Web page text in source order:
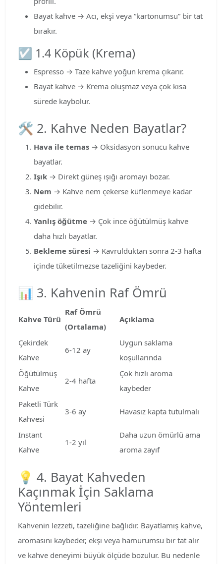
Bayat kahve → Acı, ekşi veya “kartonumsu” bir tat
bırakır.
☑️ 1.4 Köpük (Krema)
Espresso → Taze kahve yoğun krema çıkarır.
Bayat kahve → Krema oluşmaz veya çok kısa
sürede kaybolur.
🛠 2. Kahve Neden Bayatlar?
Hava ile temas → Oksidasyon sonucu kahve
bayatlar.
Işık → Direkt güneş ışığı aromayı bozar.
Nem → Kahve nem çekerse küflenmeye kadar
gidebilir.
Yanlış öğütme → Çok ince öğütülmüş kahve
daha hızlı bayatlar.
Bekleme süresi → Kavrulduktan sonra 2-3 hafta
içinde tüketilmezse tazeliğini kaybeder.
📊 3. Kahvenin Raf Ömrü
Kahve Türü
Raf Ömrü
(Ortalama)
Açıklama
Çekirdek
Kahve
6-12 ay
Uygun saklama
koşullarında
Öğütülmüş
Kahve
2-4 hafta
Çok hızlı aroma
kaybeder
Paketli Türk
Kahvesi
3-6 ay Havasız kapta tutulmalı
Instant
Kahve
1-2 yıl
Daha uzun ömürlü ama
aroma zayıf
💡 4. Bayat Kahveden
Kaçınmak İçin Saklama
Yöntemleri
Kahvenin lezzeti, tazeliğine bağlıdır. Bayatlamış kahve,
aromasını kaybeder, ekşi veya hamurumsu bir tat alır
ve kahve deneyimi büyük ölçüde bozulur. Bu nedenle